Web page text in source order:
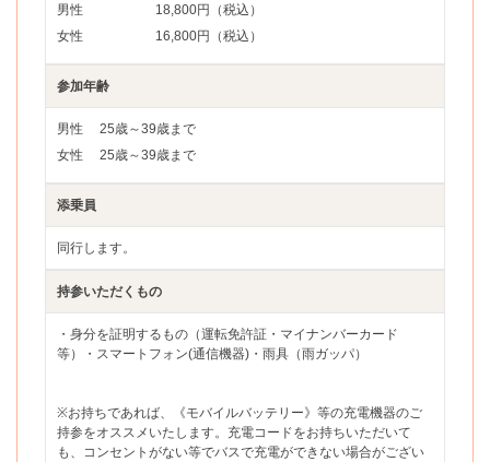
男性
18,800円（税込）
女性
16,800円（税込）
参加年齢
男性
25歳～39歳まで
女性
25歳～39歳まで
添乗員
同行します。
持参いただくもの
・身分を証明するもの（運転免許証・マイナンバーカード
等）・スマートフォン(通信機器)・雨具（雨ガッパ）
※お持ちであれば、《モバイルバッテリー》等の充電機器のご
持参をオススメいたします。充電コードをお持ちいただいて
も、コンセントがない等でバスで充電ができない場合がござい